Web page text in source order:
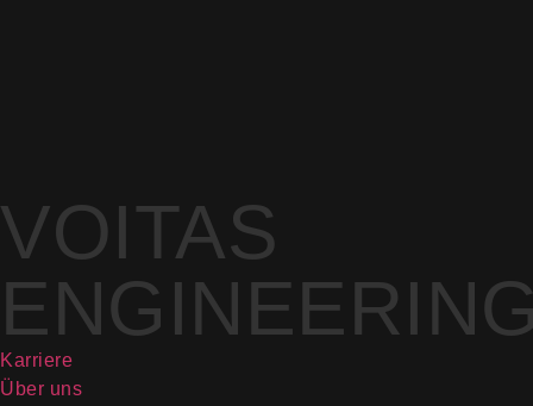
VOITAS
Karriere
Über uns